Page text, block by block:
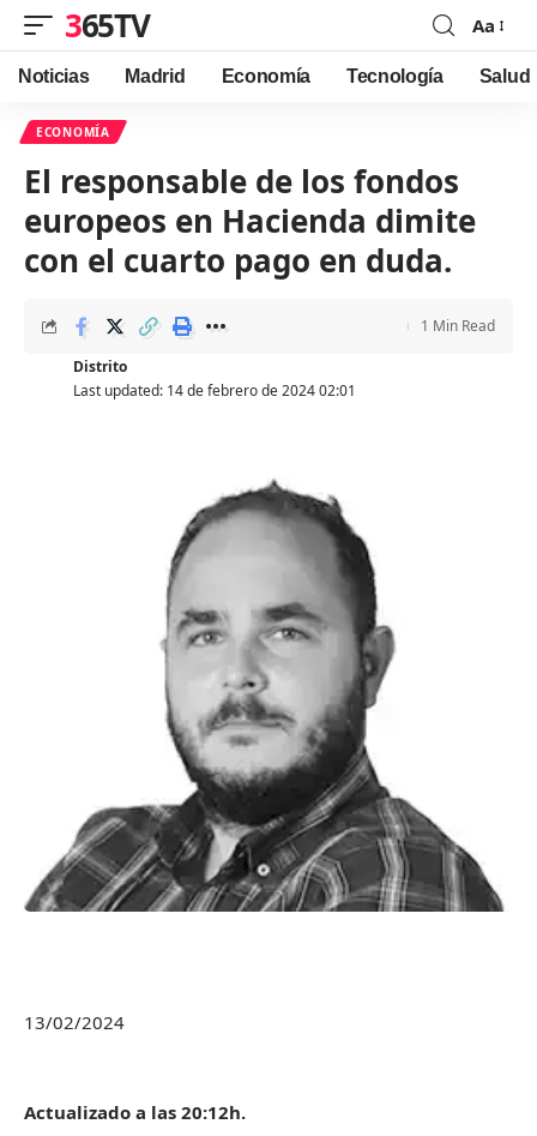
365TV
Font
Resizer
Aa
Noticias Madrid Economía Tecnología Salud
ECONOMÍA
El responsable de los fondos
europeos en Hacienda dimite
con el cuarto pago en duda.
Last updated: 14 de febrero de 2024 02:01
Distrito
1 Min Read
13/02/2024
Actualizado a las 20:12h.